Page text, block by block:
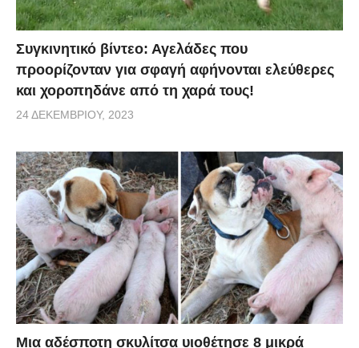
Συγκινητικό βίντεο: Αγελάδες που
προορίζονταν για σφαγή αφήνονται ελεύθερες
και χοροπηδάνε από τη χαρά τους!
24 ΔΕΚΕΜΒΡΊΟΥ, 2023
Μια αδέσποτη σκυλίτσα υιοθέτησε 8 μικρά